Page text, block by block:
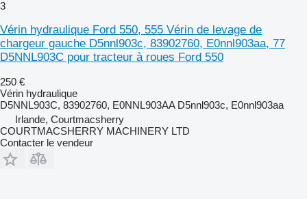
3
Vérin hydraulique Ford 550, 555 Vérin de levage de
chargeur gauche D5nnl903c, 83902760, E0nnl903aa, 77
D5NNL903C pour tracteur à roues Ford 550
250 €
Vérin hydraulique
D5NNL903C, 83902760, E0NNL903AA D5nnl903c, E0nnl903aa
Irlande, Courtmacsherry
COURTMACSHERRY MACHINERY LTD
Contacter le vendeur